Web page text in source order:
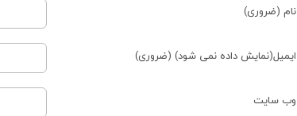
نام (ضروری)
ایمیل(نمایش داده نمی شود) (ضروری)
وب سایت